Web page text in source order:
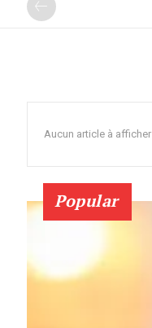
Aucun article à afficher
Popular